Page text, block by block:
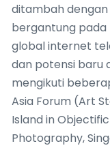
ditambah
bergantung pada
global internet
dan potensi baru
mengikuti
Asia Forum (Art
Island in
Photography,